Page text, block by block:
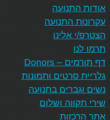
אודות התנועה
עקרונות התנועה
הצטרפ/י אלינו
תרמו לנו
דף תורמים – Donors
גלריית סרטים ותמונות
נשים וגברים בתנועה
שירי תקווה ושלום
אתר הרכזות